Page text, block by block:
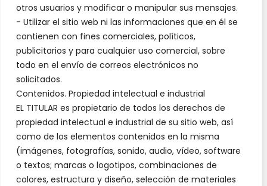
otros usuarios y modificar o manipular sus mensajes.
- Utilizar el sitio web ni las informaciones que en él se
contienen con fines comerciales, políticos,
publicitarios y para cualquier uso comercial, sobre
todo en el envío de correos electrónicos no
solicitados.
Contenidos. Propiedad intelectual e industrial
EL TITULAR es propietario de todos los derechos de
propiedad intelectual e industrial de su sitio web, así
como de los elementos contenidos en la misma
(imágenes, fotografías, sonido, audio, vídeo, software
o textos; marcas o logotipos, combinaciones de
colores, estructura y diseño, selección de materiales